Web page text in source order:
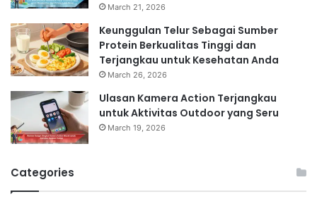
March 21, 2026
Keunggulan Telur Sebagai Sumber
Protein Berkualitas Tinggi dan
Terjangkau untuk Kesehatan Anda
March 26, 2026
Ulasan Kamera Action Terjangkau
untuk Aktivitas Outdoor yang Seru
March 19, 2026
Categories